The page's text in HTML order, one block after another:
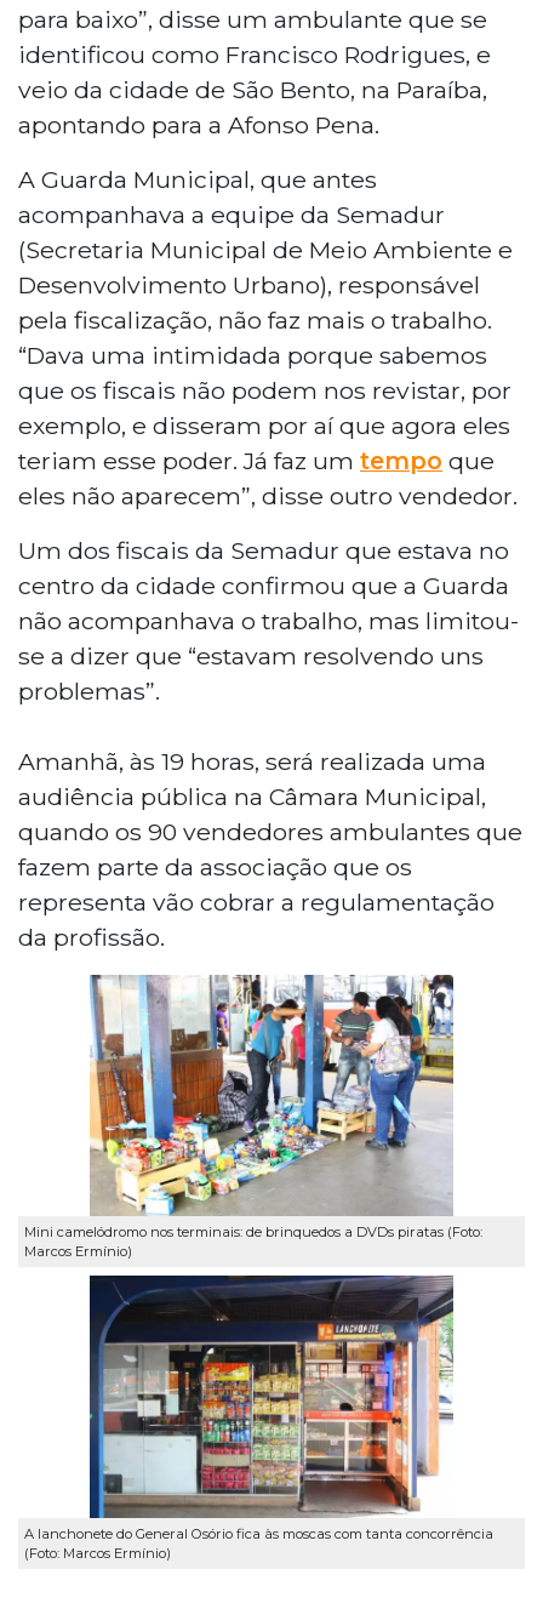
para baixo”, disse um ambulante que se
identificou como Francisco Rodrigues, e
veio da cidade de São Bento, na Paraíba,
apontando para a Afonso Pena.
A Guarda Municipal, que antes
acompanhava a equipe da Semadur
(Secretaria Municipal de Meio Ambiente e
Desenvolvimento Urbano), responsável
pela fiscalização, não faz mais o trabalho.
“Dava uma intimidada porque sabemos
que os fiscais não podem nos revistar, por
exemplo, e disseram por aí que agora eles
teriam esse poder. Já faz um tempo que
eles não aparecem”, disse outro vendedor.
Um dos fiscais da Semadur que estava no
centro da cidade confirmou que a Guarda
não acompanhava o trabalho, mas limitou-
se a dizer que “estavam resolvendo uns
problemas”.
Amanhã, às 19 horas, será realizada uma
audiência pública na Câmara Municipal,
quando os 90 vendedores ambulantes que
fazem parte da associação que os
representa vão cobrar a regulamentação
da profissão.
Mini camelódromo nos terminais: de brinquedos a DVDs piratas (Foto:
Marcos Ermínio)
A lanchonete do General Osório fica às moscas com tanta concorrência
(Foto: Marcos Ermínio)